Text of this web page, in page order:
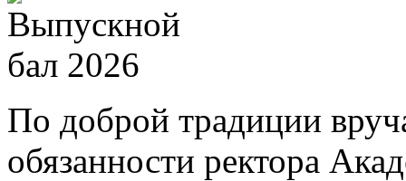
По доброй традиции
обязанности ректора